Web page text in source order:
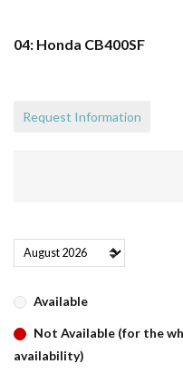
04: Honda CB400SF
Request Information
Available
Not Available (for the
availability)